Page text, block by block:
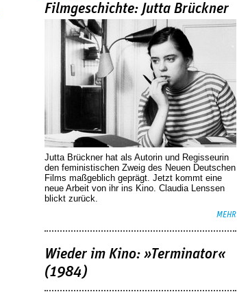
Filmgeschichte: Jutta Brückner
Jutta Brückner hat als Autorin und Regisseurin
den feministischen Zweig des Neuen Deutschen
Films maßgeblich geprägt. Jetzt kommt eine
neue Arbeit von ihr ins Kino. Claudia Lenssen
blickt zurück.
MEHR
Wieder im Kino: »Terminator«
(1984)